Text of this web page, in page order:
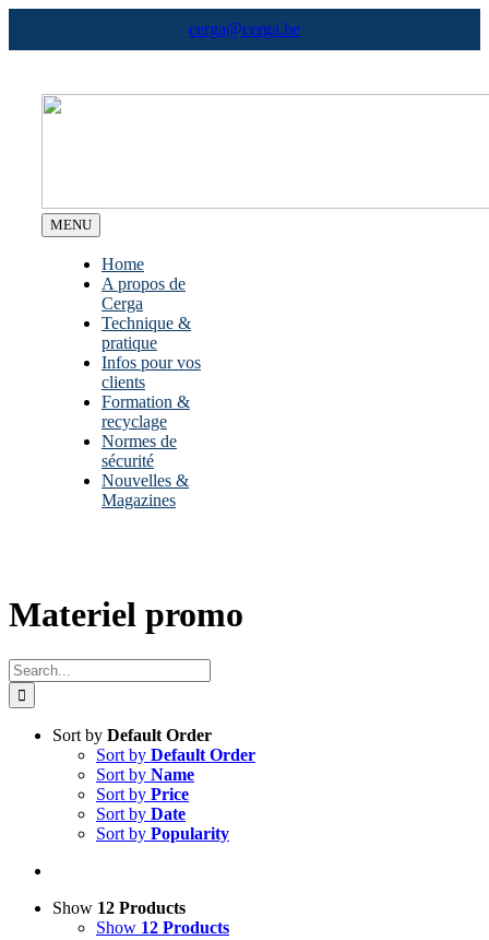
content
cerga@cerga.be
MENU
Home
A propos de
Cerga
Technique &
pratique
Infos pour vos
clients
Formation &
recyclage
Normes de
sécurité
Nouvelles &
Magazines
Materiel promo
Search
for:
Sort by Default Order
Sort by Default Order
Sort by Name
Sort by Price
Sort by Date
Sort by Popularity
Show 12 Products
Show 12 Products